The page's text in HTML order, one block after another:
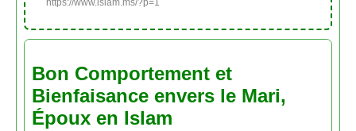
https://www.islam.ms/?p=1
Bon Comportement et
Bienfaisance envers le Mari,
Époux en Islam